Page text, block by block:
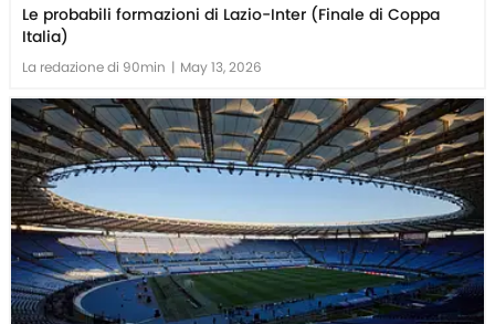
Le probabili formazioni di Lazio-Inter (Finale di Coppa
Italia)
La redazione di 90min | May 13, 2026